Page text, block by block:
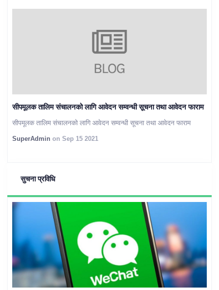
सीपमूलक तालिम संचालनको लागि आवेदन सम्वन्धी सूचना तथा आवेदन फाराम
सीपमूलक तालिम संचालनको लागि आवेदन सम्वन्धी सूचना तथा आवेदन फाराम
SuperAdmin on Sep 15 2021
सुचना प्रविधि